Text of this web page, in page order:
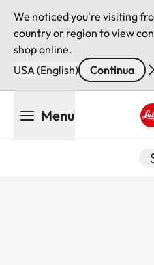
We noticed you're visiting
country or region to view
shop online.
USA (English)
Continua
Menu